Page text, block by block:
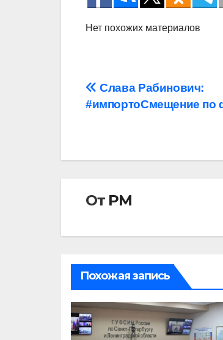
Нет похожих материалов
Навигация
Слава Рабинович:
#импортоСмещение по
От РМ
Похожая запись